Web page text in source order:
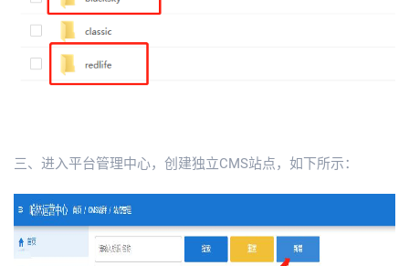
三、进入平台管理中心，创建独立CMS站点，如下所示：